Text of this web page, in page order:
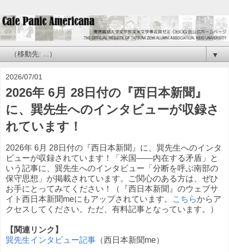
▼
2026/07/01
2026年 6月 28日付の『西日本新聞』
に、巽先生へのインタビューが収録さ
れています！
2026年 6月 28日付の『西日本新聞』に、巽先生へのインタ
ビューが収録されています！「米国——内在する矛盾」と
いう記事に、巽先生へのインタビュー「分断を呼ぶ南部の
保守思想」が掲載されています。ご関心のある方は、ぜひ
お手にとってみてください！（『西日本新聞』のウェブサ
イト西日本新聞meにもアップされています。
こちらからア
クセスしてください。ただ、有料記事となっています。）
【関連リンク】
巽先生インタビュー記事 （西日本新聞me）